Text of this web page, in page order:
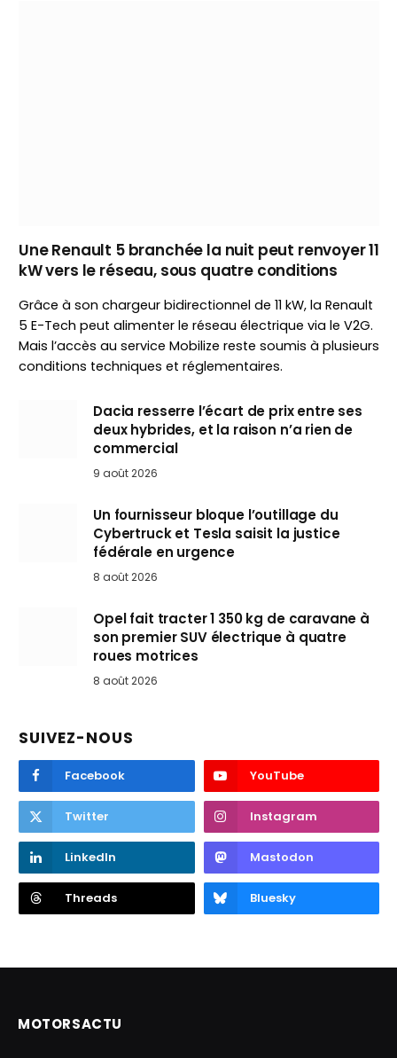
Une Renault 5 branchée la nuit peut renvoyer 11
kW vers le réseau, sous quatre conditions
Grâce à son chargeur bidirectionnel de 11 kW, la Renault
5 E-Tech peut alimenter le réseau électrique via le V2G.
Mais l’accès au service Mobilize reste soumis à plusieurs
conditions techniques et réglementaires.
Dacia resserre l’écart de prix entre ses
deux hybrides, et la raison n’a rien de
commercial
9 août 2026
Un fournisseur bloque l’outillage du
Cybertruck et Tesla saisit la justice
fédérale en urgence
8 août 2026
Opel fait tracter 1 350 kg de caravane à
son premier SUV électrique à quatre
roues motrices
8 août 2026
SUIVEZ-NOUS
Facebook YouTube
Twitter Instagram
LinkedIn Mastodon
Threads Bluesky
MOTORSACTU